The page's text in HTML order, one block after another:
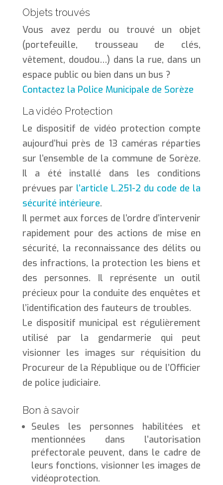
Objets trouvés
Vous avez perdu ou trouvé un objet
(portefeuille, trousseau de clés,
vêtement, doudou…) dans la rue, dans un
espace public ou bien dans un bus ?
Contactez la Police Municipale de Sorèze
La vidéo Protection
Le dispositif de vidéo protection compte
aujourd’hui près de 13 caméras réparties
sur l’ensemble de la commune de Sorèze.
Il a été installé dans les conditions
prévues par l’article L.251-2 du code de la
sécurité intérieure.
Il permet aux forces de l’ordre d’intervenir
rapidement pour des actions de mise en
sécurité, la reconnaissance des délits ou
des infractions, la protection les biens et
des personnes. Il représente un outil
précieux pour la conduite des enquêtes et
l’identification des fauteurs de troubles.
Le dispositif municipal est régulièrement
utilisé par la gendarmerie qui peut
visionner les images sur réquisition du
Procureur de la République ou de l’Officier
de police judiciaire.
Bon à savoir
Seules les personnes habilitées et
mentionnées dans l’autorisation
préfectorale peuvent, dans le cadre de
leurs fonctions, visionner les images de
vidéoprotection.